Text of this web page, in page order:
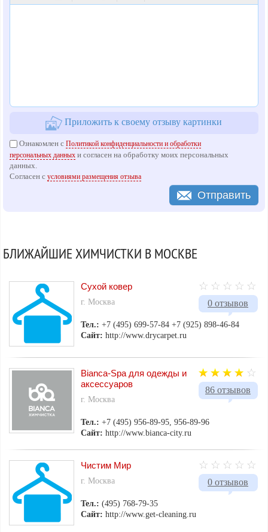
Приложить к своему отзыву картинки
Ознакомлен сПолитикой конфиденциальности и обработки
персональных данных и согласен на обработку моих персональных
данных.
Согласен сусловиями размещения отзыва
Отправить
БЛИЖАЙШИЕ ХИМЧИСТКИ В МОСКВЕ
0 отзывов
Сухой ковер
г. Москва
Тел.:+7 (495) 699-57-84 +7 (925) 898-46-84
Сайт: http://www.drycarpet.ru
86 отзывов
Bianca-Spa для одежды и
аксессуаров
г. Москва
Тел.:+7 (495) 956-89-95, 956-89-96
Сайт: http://www.bianca-city.ru
0 отзывов
Чистим Мир
г. Москва
Тел.:(495) 768-79-35
Сайт: http://www.get-cleaning.ru